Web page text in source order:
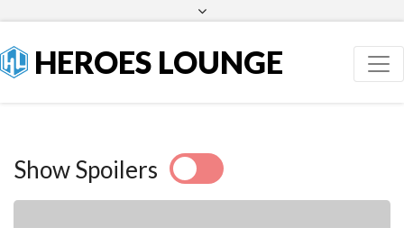
HEROES LOUNGE
Show Spoilers